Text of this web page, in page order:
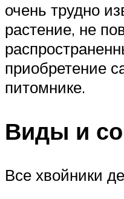
очень трудно
растение, не
приобретение
питомнике.
Виды и
Все хвойники